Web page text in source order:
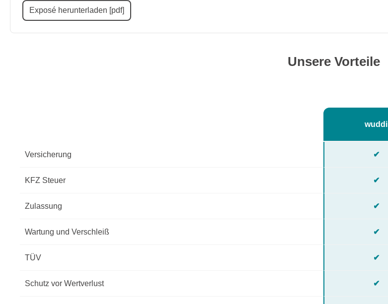
Exposé herunterladen [pdf]
Unsere Vorteile
wuddi
Versicherung ✔
KFZ Steuer ✔
Zulassung ✔
Wartung und Verschleiß ✔
TÜV ✔
Schutz vor Wertverlust ✔